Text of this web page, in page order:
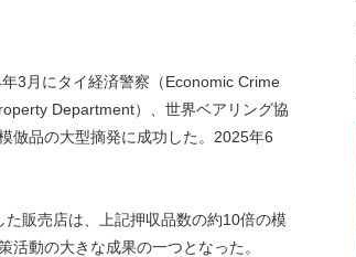
3月にタイ経済警察（Economic Crime
Department）、世界ベアリング協
倣品の大型摘発に成功した。2025年6
販売店は、上記押収品数の約10倍の模
動の大きな成果の一つとなった。